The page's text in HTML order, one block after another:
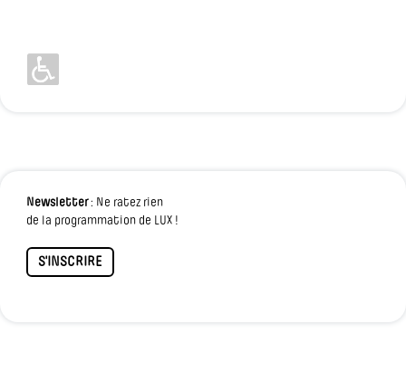
Newsletter: Ne ratez rien
de la programmation de LUX !
S'INSCRIRE